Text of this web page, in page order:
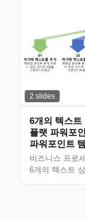
2 slides
6개의 텍스트
플랫 파워포
파워포인트
비즈니스 프로
6개의 텍스트